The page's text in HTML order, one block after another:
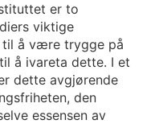
er to
viktige
til å være trygge på
å ivareta dette. I et
dette avgjørende
den
essensen av